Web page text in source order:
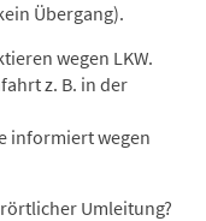
Übergang).
wegen LKW.
z. B. in der
informiert wegen
Umleitung?